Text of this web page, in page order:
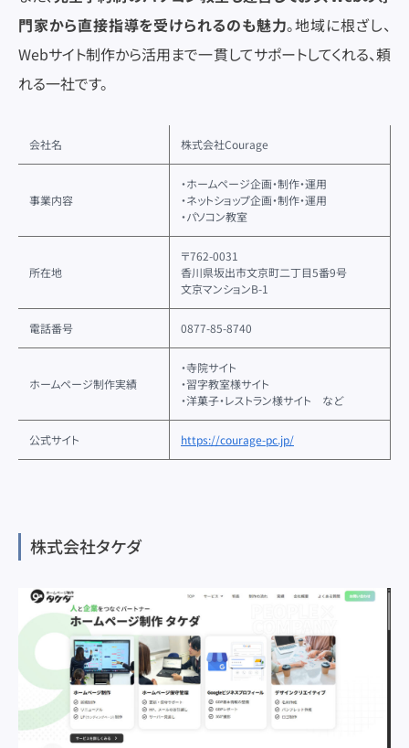
門家から直接指導を受けられるのも魅力。地域に根ざし、
Webサイト制作から活用まで一貫してサポートしてくれる、頼
れる一社です。
会社名 株式会社Courage
事業内容
・ホームページ企画・制作・運用
・ネットショップ企画・制作・運用
・パソコン教室
所在地
〒762-0031
香川県坂出市文京町二丁目5番9号
文京マンションB-1
電話番号 0877-85-8740
ホームページ制作実績
・寺院サイト
・習字教室様サイト
・洋菓子・レストラン様サイト など
公式サイト https://courage-pc.jp/
株式会社タケダ